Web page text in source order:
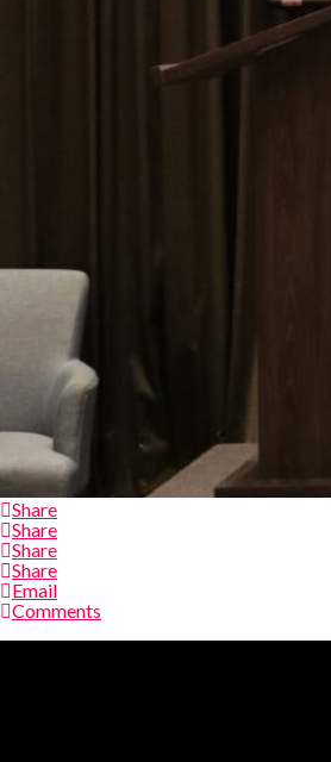
Share
Share
Share
Share
Email
Comments